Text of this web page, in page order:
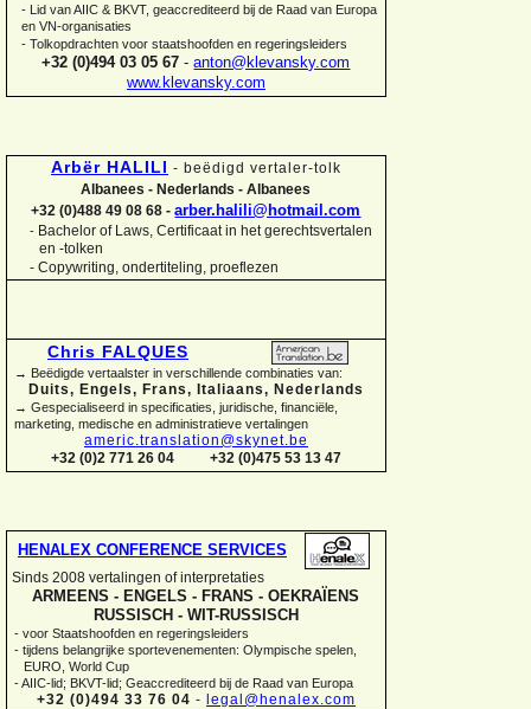
- Lid van AIIC & BKVT, geaccrediteerd bij de Raad van Europa
en VN-organisaties
- Tolkopdrachten voor staatshoofden en regeringsleiders
+32 (0)494 03 05 67 - anton@klevansky.com
www.klevansky.com
Arbër HALILI - beëdigd vertaler-tolk
Albanees - Nederlands - Albanees
+32 (0)488 49 08 68 - arber.halili@hotmail.com
- Bachelor of Laws, Certificaat in het gerechtsvertalen
en -tolken
- Copywriting, ondertiteling, proeflezen
Chris FALQUES
→ Beëdigde vertaalster in verschillende combinaties van:
Duits, Engels, Frans, Italiaans, Nederlands
→ Gespecialiseerd in specificaties, juridische, financiële,
marketing, medische en administratieve vertalingen
americ.translation@skynet.be
+32 (0)2 771 26 04
+32 (0)475 53 13 47
HENALEX CONFERENCE SERVICES
Sinds 2008 vertalingen of interpretaties
ARMEENS - ENGELS - FRANS - OEKRAÏENS
RUSSISCH - WIT-RUSSISCH
- voor Staatshoofden en regeringsleiders
- tijdens belangrijke sportevenementen: Olympische spelen,
EURO, World Cup
-AIIC-lid; BKVT-lid; Geaccrediteerd bij de Raad van Europa
+32 (0)494 33 76 04 - legal@henalex.com